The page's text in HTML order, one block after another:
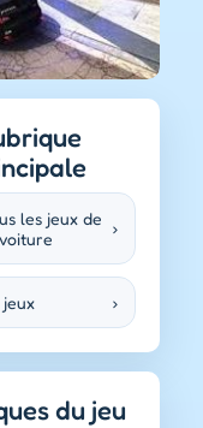
les jeux de
voiture
›
jeux ›
du jeu